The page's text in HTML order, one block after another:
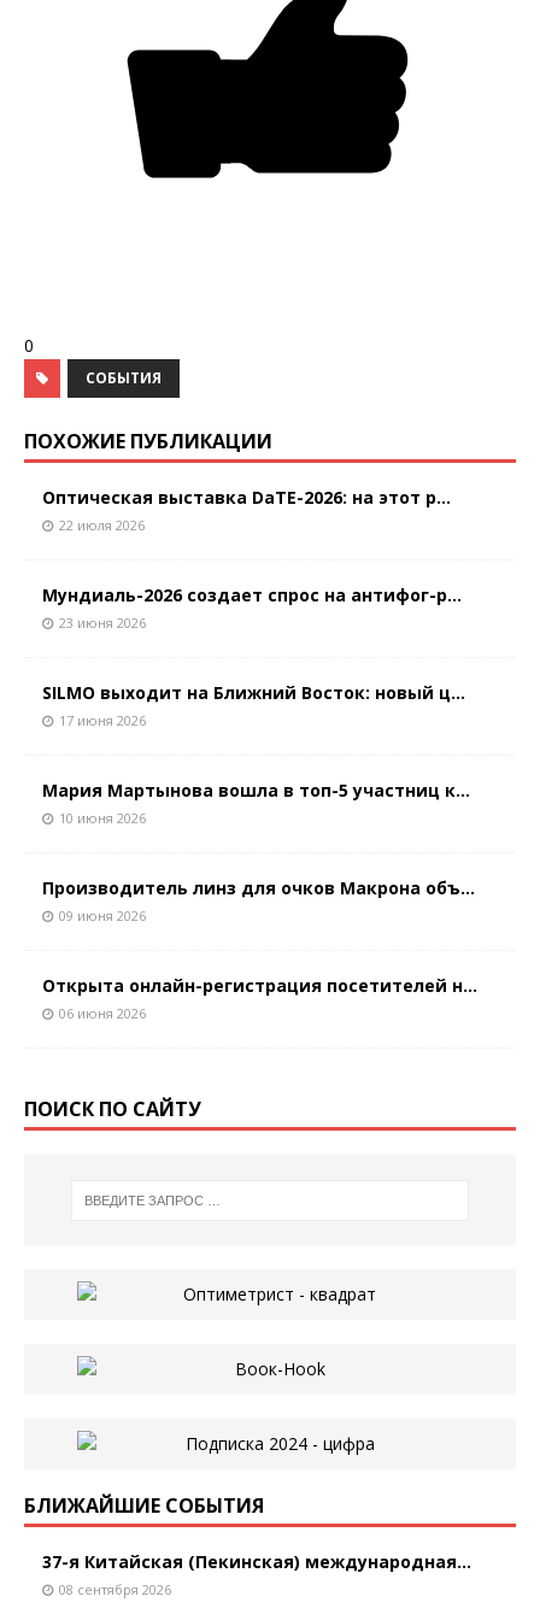
0
СОБЫТИЯ
ПОХОЖИЕ ПУБЛИКАЦИИ
Оптическая выставка DaTE-2026: на этот р...
22 июля 2026
Мундиаль-2026 создает спрос на антифог-р...
23 июня 2026
SILMO выходит на Ближний Восток: новый ц...
17 июня 2026
Мария Мартынова вошла в топ-5 участниц к...
10 июня 2026
Производитель линз для очков Макрона объ...
09 июня 2026
Открыта онлайн-регистрация посетителей н...
06 июня 2026
ПОИСК ПО САЙТУ
БЛИЖАЙШИЕ СОБЫТИЯ
37-я Китайская (Пекинская) международная...
08 сентября 2026